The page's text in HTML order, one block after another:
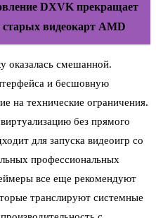
DXVK прекращает
видеокарт AMD
оказалась смешанной.
и бесшовную
на технические ограничения.
без прямого
для запуска видеоигр со
профессиональных
все еще рекомендуют
транслируют системные